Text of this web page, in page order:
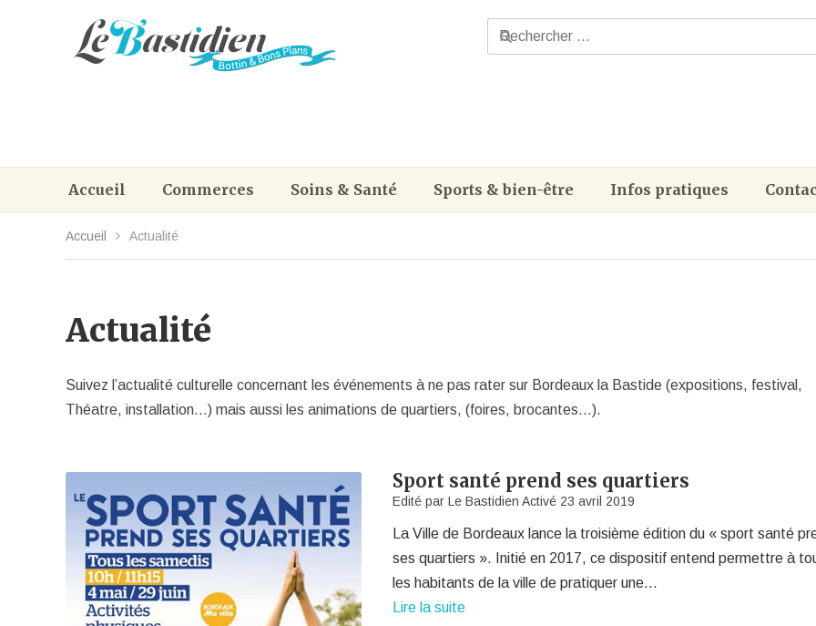
Accueil Commerces Soins & Santé Sports & bien-être Infos pratiques
Accueil Actualité
Actualité
Suivez l’actualité culturelle concernant les événements à ne pas rater sur Bordeaux la Bastide (expositions, festival,
Théatre, installation…) mais aussi les animations de quartiers, (foires, brocantes…).
Sport santé prend ses quartiers
Edité parLe Bastidien Activé 23 avril 2019
La Ville de Bordeaux lance la troisième édition du « sport santé
ses quartiers ». Initié en 2017, ce dispositif entend permettre à
les habitants de la ville de pratiquer une…
Lire la suite